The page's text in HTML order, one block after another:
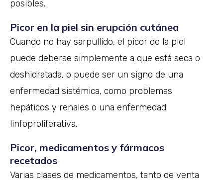
posibles.
Picor en la piel sin erupción cutánea
Cuando no hay sarpullido, el picor de la piel
puede deberse simplemente a que está seca o
deshidratada, o puede ser un signo de una
enfermedad sistémica, como problemas
hepáticos y renales o una enfermedad
linfoproliferativa.
Picor, medicamentos y fármacos
recetados
Varias clases de medicamentos, tanto de venta